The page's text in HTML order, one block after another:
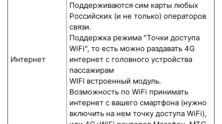
Интернет
Поддерживаются сим карты любых
Российских (и не только) операторов
связи.
Поддержка режима "Точки доступа
WiFi", то есть можно раздавать 4G
интернет с головного устройства
пассажирам
WIFI встроенный модуль.
Возможность по WiFi принимать
интернет с вашего смартфона (нужно
включить на нем точку доступа WiFi),